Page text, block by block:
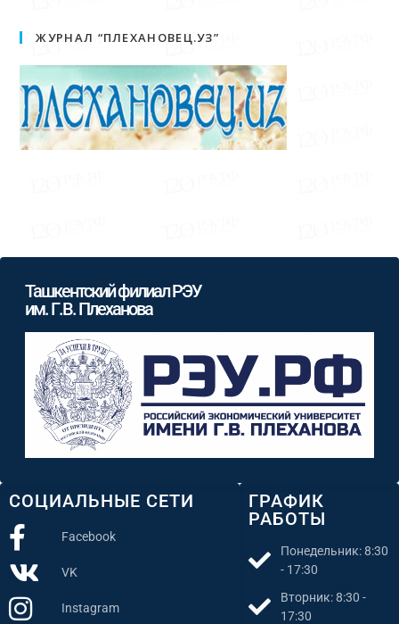
ЖУРНАЛ “ПЛЕХАНОВЕЦ.УЗ”
ГРАФИК
РАБОТЫ
Понедельник: 8:30
- 17:30
Вторник: 8:30 -
17:30
СОЦИАЛЬНЫЕ СЕТИ
Facebook
VK
Instagram
Ташкентский филиал РЭУ
им. Г.В. Плеханова